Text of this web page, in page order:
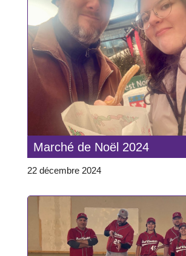
Marché de Noël 2024
22 décembre 2024